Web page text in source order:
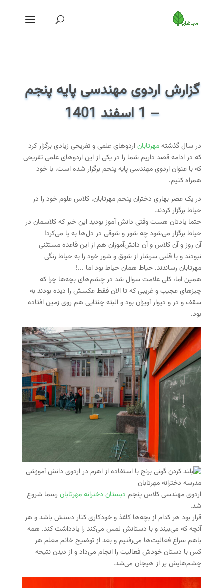
گزارش اردوی مهندسی پایه پنجم
– 1 اسفند 1401
در سال گذشتهمهرتاباناردوهای علمی و تفریحی زیادی برگزار کرد
که در ادامه قصد داریم شما را در یکی از این اردو‌های علمی تفریحی
که با عنوان اردوی مهندسی پایه پنجم برگزار شده است، با خود
همراه کنیم.
در یک عصر بهاری دختران پنجم مهرتابان، کلاس علوم خود را در
حیاط برگزار کردند.
حتما یادتان هست وقتی دانش آموز بودید این خبر که کلاسمان در
حیاط برگزار می‌شود چه شور و شوقی در دل‌ها به پا می‌کرد!
آن روز و آن کلاس و آن دانش‌آموزان هم از این قاعده مستثنی
نبودند و با قلبی سرشار از شوق و شور خود را به حیاط رنگی
مهرتابان رساندند. حیاط همان حیاط بود اما ...!
همین اما، کلی علامت سوال شد در چشم‌های بچه‌ها چرا که
چیز‌های عجیب و غریبی که تا الان فقط عکسش را دیده بودند به
سقف و در و دیوار آویزان بود و البته چنتایی هم روی زمین افتاده
بود.
اردوی مهندسی کلاس پنجم دبستان دخترانه مهرتابانرسما شروع
شد.
قرار بود هر کدام از بچه‌ها کاغذ و خودکاری کنار دستش باشد و هر
آنچه که می‌بیند و با دستانش لمس می‌کند را یادداشت کند. همه
باهم سراغ فعالیت‌ها می‌رفتیم و بعد از توضیح خانم معلم هر
کس با دستان خودش فعالیت را انجام می‌داد و از دیدن نتیجه
چشم‌هایش پر از هیجان می‌شد.